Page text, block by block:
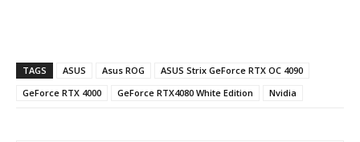
TAGS ASUS Asus ROG
ASUS Strix GeForce RTX OC 4090
GeForce RTX 4000
GeForce RTX4080 White Edition Nvidia